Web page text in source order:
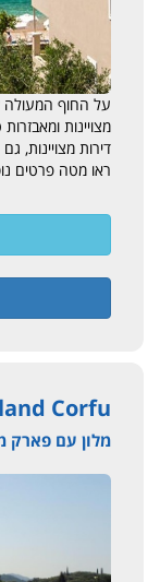
מצויינות
דירות מצויינות,
ראו מטה פרטים
Corfu
מלון עם פארק